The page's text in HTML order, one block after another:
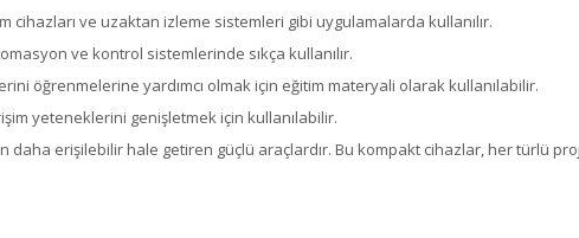
ve uzaktan izleme sistemleri gibi uygulamalarda kullanılır.
ve kontrol sistemlerinde sıkça kullanılır.
öğrenmelerine yardımcı olmak için eğitim materyali olarak kullanılabilir.
yeteneklerini genişletmek için kullanılabilir.
daha erişilebilir hale getiren güçlü araçlardır. Bu kompakt cihazlar, her türlü